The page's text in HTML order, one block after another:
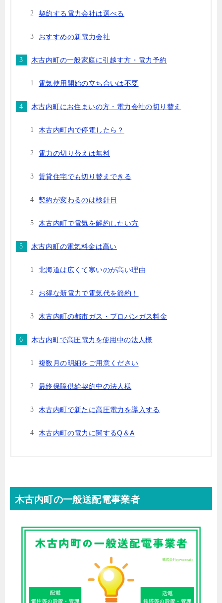
契約する電力会社は選べる
おすすめの新電力会社
木古内町の一般家庭に引越す方・電力予約
電気使用開始の立ち合いは不要
木古内町にお住まいの方・電力会社の切り替え
木古内町内で停電したら？
電力の切り替えは無料
賃貸住宅でも切り替えできる
契約が変わるのは検針日
木古内町で電気を解約したい方
木古内町の電気料金は高い
北海道は広くて寒いのが高い理由
お得な新電力で電気代を節約！
木古内町の都市ガス・プロパンガス料金
木古内町で高圧電力を使用中の法人様
複数月の明細をご用意ください
最終保障供給契約中の法人様
木古内町で新たに高圧電力を導入する
木古内町の電力に関するQ＆A
木古内町の一般送配電事業者